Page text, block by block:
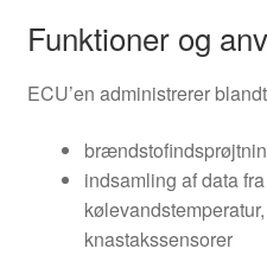
Funktioner og
ECU’en administrerer
indsamling af data
knastakssensorer